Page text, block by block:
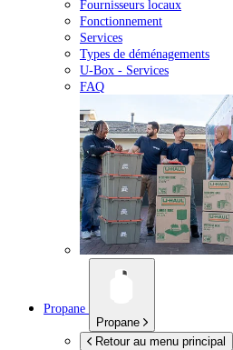
Fournisseurs locaux
Fonctionnement
Services
Types de déménagements
U-Box - Services
FAQ
Propane
Propane
Retour au menu principal